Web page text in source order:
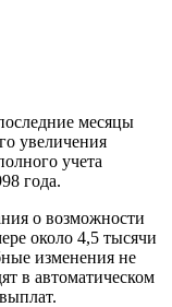
месяцы
увеличения
учета
года.
о возможности
около 4,5 тысячи
изменения не
в автоматическом